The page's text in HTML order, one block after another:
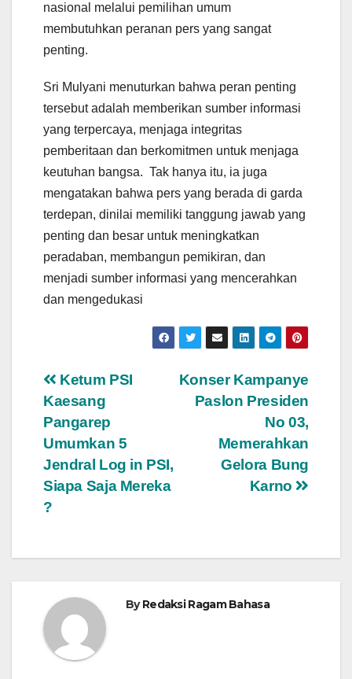
nasional melalui pemilihan umum
membutuhkan peranan pers yang sangat
penting.
Sri Mulyani menuturkan bahwa peran penting
tersebut adalah memberikan sumber informasi
yang terpercaya, menjaga integritas
pemberitaan dan berkomitmen untuk menjaga
keutuhan bangsa. Tak hanya itu, ia juga
mengatakan bahwa pers yang berada di garda
terdepan, dinilai memiliki tanggung jawab yang
penting dan besar untuk meningkatkan
peradaban, membangun pemikiran, dan
menjadi sumber informasi yang mencerahkan
dan mengedukasi
Navigasi
pos
Konser Kampanye
Paslon Presiden
No 03,
Memerahkan
Gelora Bung
Karno
Ketum PSI
Kaesang
Pangarep
Umumkan 5
Jendral Log in PSI,
Siapa Saja Mereka
?
ByRedaksi Ragam Bahasa